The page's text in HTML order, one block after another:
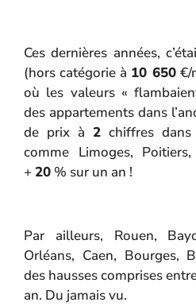
Ces dernières années,
(hors catégorie à 10 650€/
où les valeurs «
des appartements dans
de prix à 2 chiffres
comme Limoges,
+20 % sur un an !
Par ailleurs, Rouen,
Orléans, Caen, Bourges,
des hausses comprises
an. Du jamais vu.